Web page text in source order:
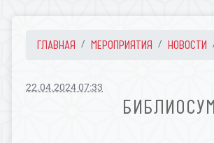
ГЛАВНАЯ МЕРОПРИЯТИЯ НОВОСТИ
22.04.2024 07:33